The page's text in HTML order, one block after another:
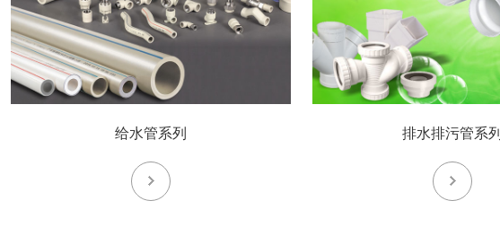
给水管系列 排水排污管系列